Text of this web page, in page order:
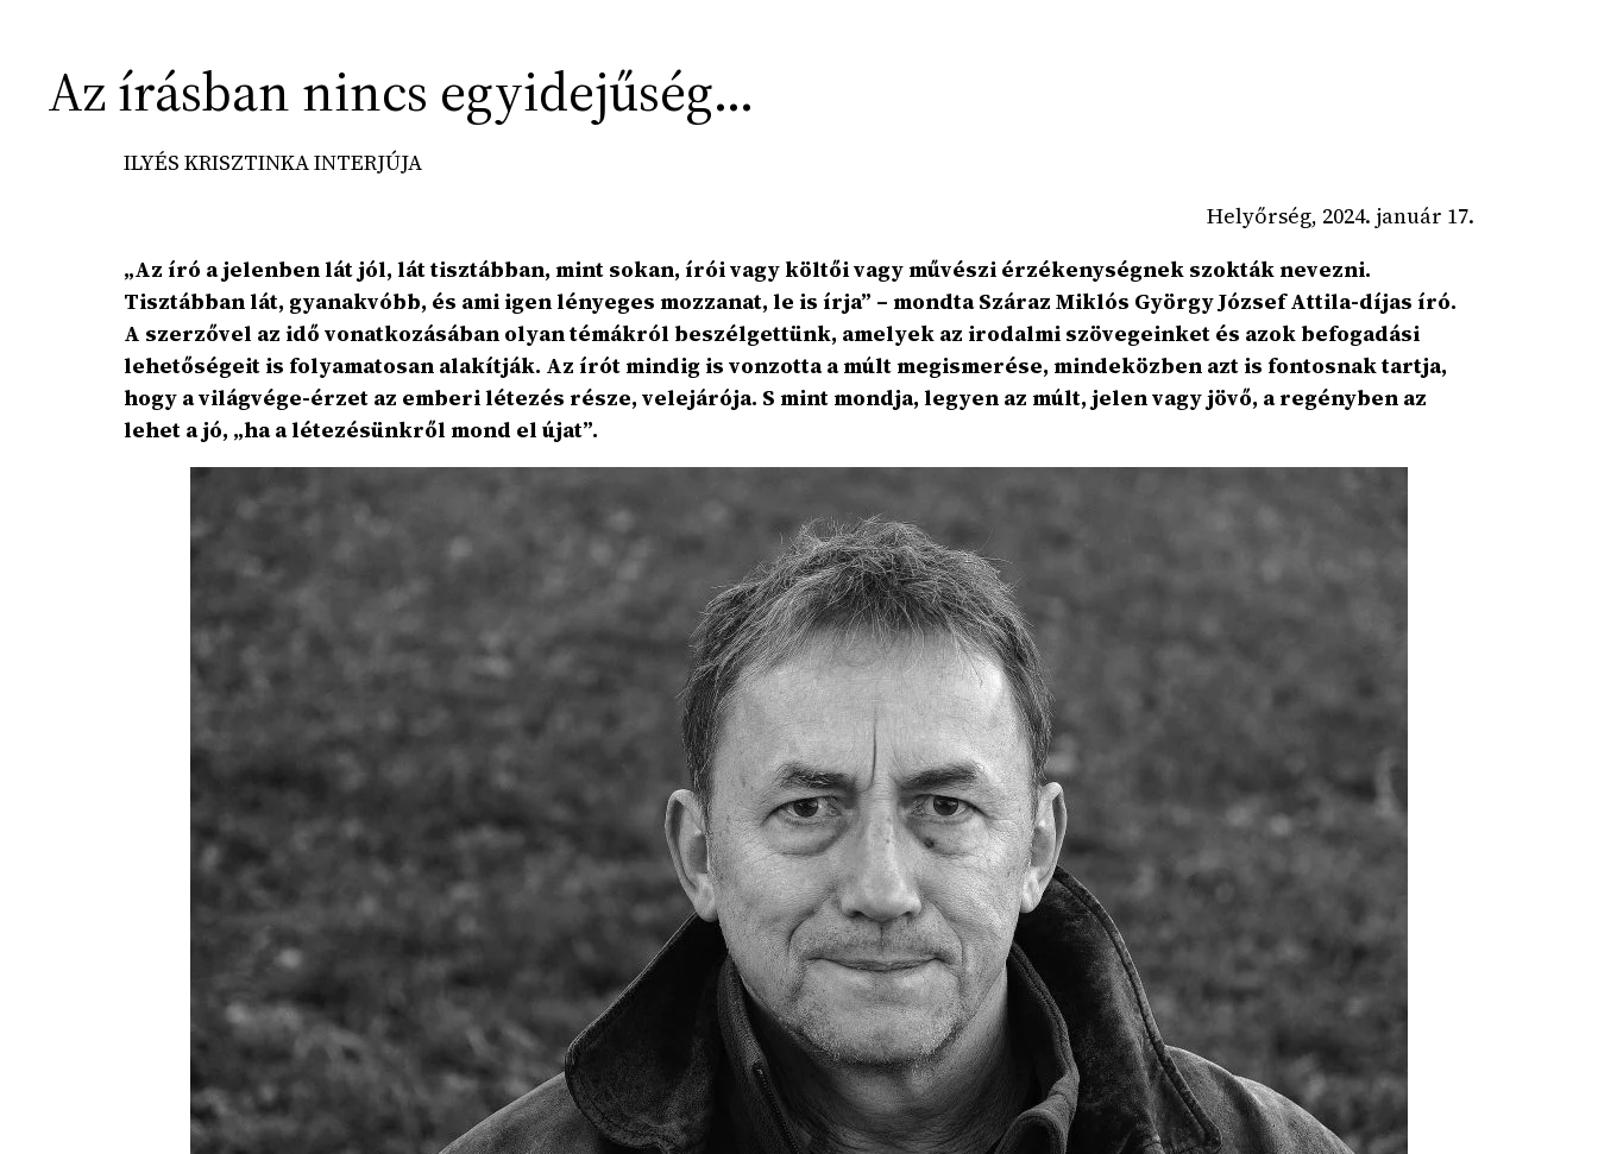
Az írásban nincs egyidejűség…
ILYÉS KRISZTINKA INTERJÚJA
Helyőrség, 2024. január 17.
„Az író a jelenben lát jól, lát tisztábban, mint sokan, írói vagy költői vagy művészi érzékenységnek szokták nevezni.
Tisztábban lát, gyanakvóbb, és ami igen lényeges mozzanat, le is írja” – mondta Száraz Miklós György József Attila-díjas író.
A szerzővel az idő vonatkozásában olyan témákról beszélgettünk, amelyek az irodalmi szövegeinket és azok befogadási
lehetőségeit is folyamatosan alakítják. Az írót mindig is vonzotta a múlt megismerése, mindeközben azt is fontosnak tartja,
hogy a világvége-érzet az emberi létezés része, velejárója. S mint mondja, legyen az múlt, jelen vagy jövő, a regényben az
lehet a jó, „ha a létezésünkről mond el újat”.